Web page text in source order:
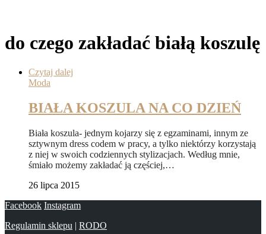
do czego zakładać białą koszulę
Czytaj dalej
Moda
BIAŁA KOSZULA NA CO DZIEŃ
Biała koszula- jednym kojarzy się z egzaminami, innym ze
sztywnym dress codem w pracy, a tylko niektórzy korzystają
z niej w swoich codziennych stylizacjach. Według mnie,
śmiało możemy zakładać ją częściej,…
26 lipca 2015
Facebook Instagram
Regulamin sklepu | RODO